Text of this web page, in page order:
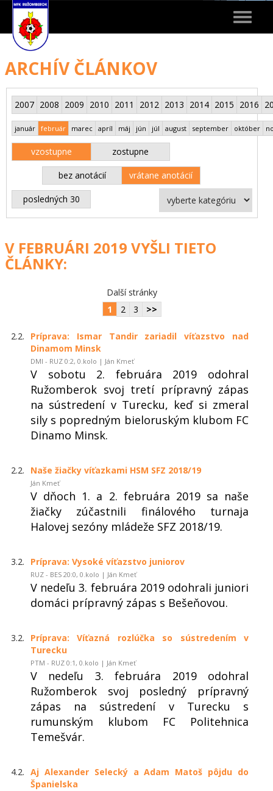
Toggle
ARCHÍV ČLÁNKOV
2007 2008 2009 2010 2011 2012 2013 2014 2015 2016
január február marec apríl máj jún júl august september október
vzostupne zostupne
bez anotácií vrátane anotácií
posledných 30
V FEBRUÁRI 2019 VYŠLI TIETO
ČLÁNKY:
Další stránky
1
2 3 >>
2.2.
Príprava: Ismar Tandir zariadil víťazstvo nad
Dinamom Minsk
DMI - RUZ 0:2, 0.kolo | Ján Kmeť
V sobotu 2. februára 2019 odohral
Ružomberok svoj tretí prípravný zápas
na sústredení v Turecku, keď si zmeral
sily s popredným bieloruským klubom FC
Dinamo Minsk.
2.2. Naše žiačky víťazkami HSM SFZ 2018/19
Ján Kmeť
V dňoch 1. a 2. februára 2019 sa naše
žiačky zúčastnili finálového turnaja
Halovej sezóny mládeže SFZ 2018/19.
3.2. Príprava: Vysoké víťazstvo juniorov
RUZ - BES 20:0, 0.kolo | Ján Kmeť
V nedeľu 3. februára 2019 odohrali juniori
domáci prípravný zápas s Bešeňovou.
3.2.
Príprava: Víťazná rozlúčka so sústredením v
Turecku
PTM - RUZ 0:1, 0.kolo | Ján Kmeť
V nedeľu 3. februára 2019 odohral
Ružomberok svoj posledný prípravný
zápas na sústredení v Turecku s
rumunským klubom FC Politehnica
Temešvár.
4.2. Aj Alexander Selecký a Adam Matoš pôjdu do
Španielska